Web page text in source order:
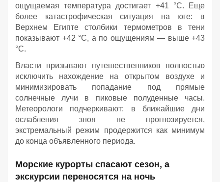
ощущаемая температура достигает +41 °C. Еще
более катастрофическая ситуация на юге: в
Верхнем Египте столбики термометров в тени
показывают +42 °C, а по ощущениям — выше +43
°C.
Власти призывают путешественников полностью
исключить нахождение на открытом воздухе и
минимизировать попадание под прямые
солнечные лучи в пиковые полуденные часы.
Метеорологи подчеркивают: в ближайшие дни
ослабления зноя не прогнозируется,
экстремальный режим продержится как минимум
до конца объявленного периода.
Морские курорты спасают сезон, а
экскурсии переносятся на ночь